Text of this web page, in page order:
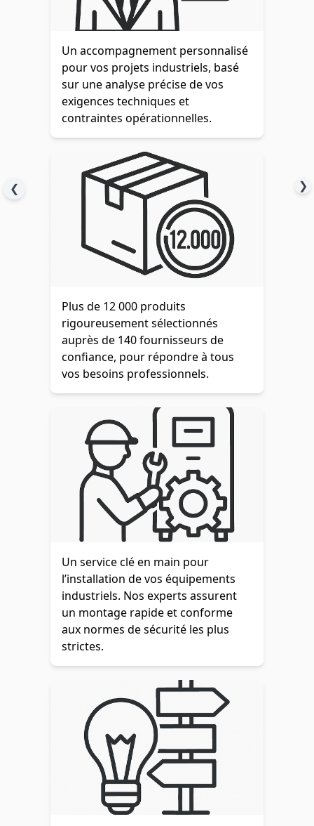
❮ ❯
Un accompagnement personnalisé
pour vos projets industriels, basé
sur une analyse précise de vos
exigences techniques et
contraintes opérationnelles.
Plus de 12 000 produits
rigoureusement sélectionnés
auprès de 140 fournisseurs de
confiance, pour répondre à tous
vos besoins professionnels.
Un service clé en main pour
l’installation de vos équipements
industriels. Nos experts assurent
un montage rapide et conforme
aux normes de sécurité les plus
strictes.